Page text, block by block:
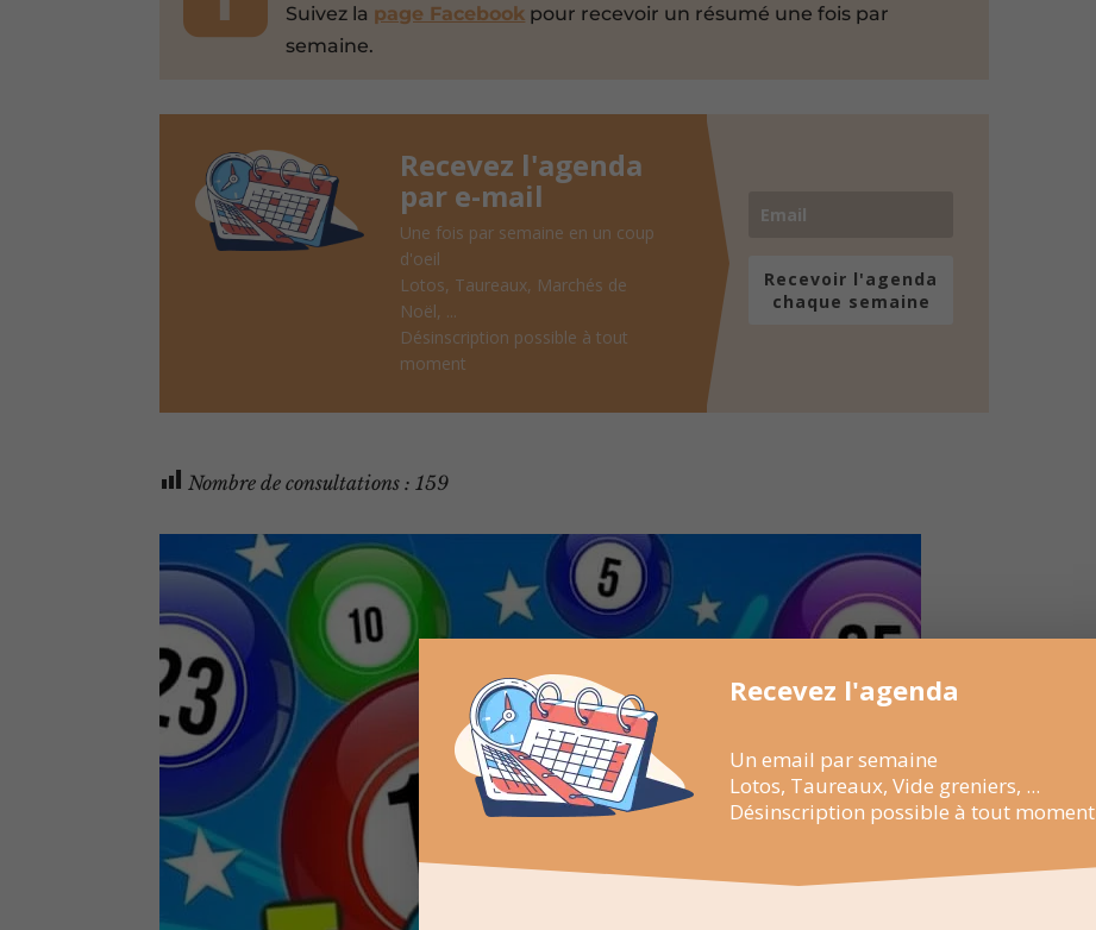
Suivez la page Facebook pour recevoir un résumé une fois par
semaine.
Recevez l'agenda
par e-mail
Une fois par semaine en un coup
d'oeil
Lotos, Taureaux, Marchés de
Noël, ...
Désinscription possible à tout
moment
Recevoir l'agenda
chaque semaine
Nombre de consultations : 159
Recevez l'agenda
Un email par semaine
Lotos, Taureaux, Vide greniers, ...
Désinscription possible à tout moment